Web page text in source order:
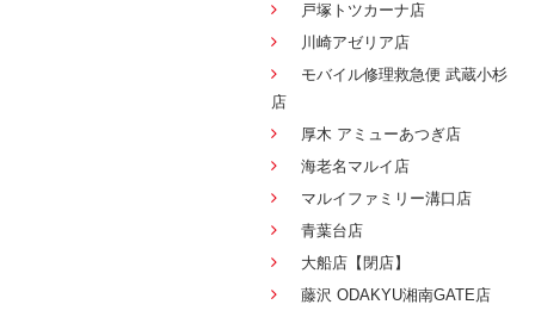
戸塚トツカーナ店
川崎アゼリア店
モバイル修理救急便 武蔵小杉
店
厚木 アミューあつぎ店
海老名マルイ店
マルイファミリー溝口店
青葉台店
大船店【閉店】
藤沢 ODAKYU湘南GATE店